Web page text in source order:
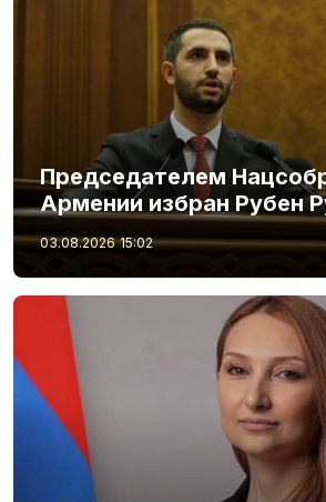
Председателем
Армении избран Рубен
03.08.2026 15:02